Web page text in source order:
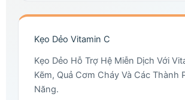
Kẹo Dẻo Vitamin C
Kẹo Dẻo Hỗ Trợ Hệ Miễn Dịch Với
Kẽm, Quả Cơm Cháy Và Các Thành
Năng.